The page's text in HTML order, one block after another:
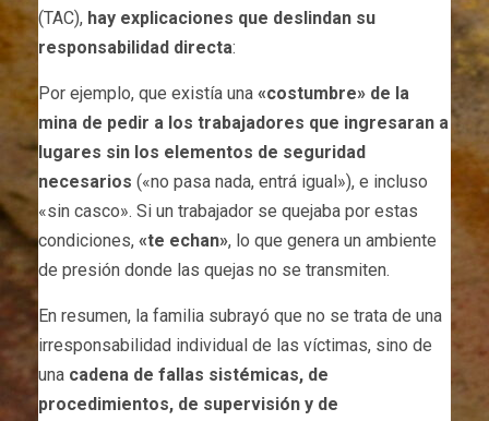
(TAC), hay explicaciones que deslindan su
responsabilidad directa:
Por ejemplo, que existía una «costumbre» de la
mina de pedir a los trabajadores que ingresaran a
lugares sin los elementos de seguridad
necesarios («no pasa nada, entrá igual»), e incluso
«sin casco». Si un trabajador se quejaba por estas
condiciones, «te echan», lo que genera un ambiente
de presión donde las quejas no se transmiten.
En resumen, la familia subrayó que no se trata de una
irresponsabilidad individual de las víctimas, sino de
una cadena de fallas sistémicas, de
procedimientos, de supervisión y de